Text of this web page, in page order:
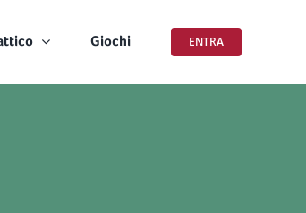
Giochi ENTRA